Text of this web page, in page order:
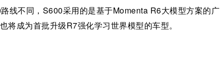
线不同，S600采用的是基于Momenta R6大模型方案的广
成为首批升级R7强化学习世界模型的车型。